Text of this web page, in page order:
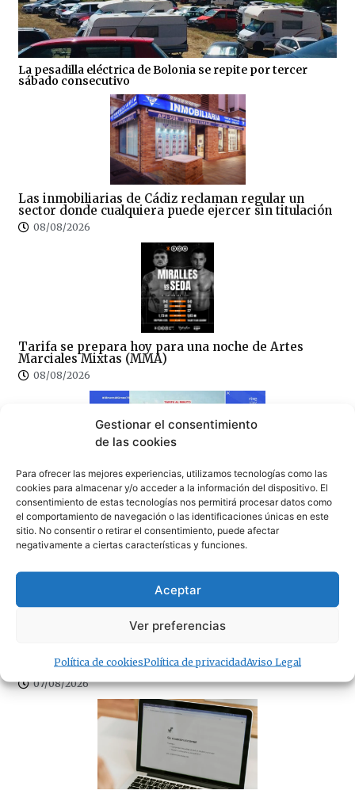
Gestionar el consentimiento
de las cookies
Para ofrecer las mejores experiencias, utilizamos tecnologías como las
cookies para almacenar y/o acceder a la información del dispositivo. El
consentimiento de estas tecnologías nos permitirá procesar datos como
el comportamiento de navegación o las identificaciones únicas en este
sitio. No consentir o retirar el consentimiento, puede afectar
negativamente a ciertas características y funciones.
Aceptar
Ver preferencias
Política de cookiesPolítica de privacidadAviso Legal
La pesadilla eléctrica de Bolonia se repite por tercer
sábado consecutivo
Las inmobiliarias de Cádiz reclaman regular un
sector donde cualquiera puede ejercer sin titulación
08/08/2026
Tarifa se prepara hoy para una noche de Artes
Marciales Mixtas (MMA)
08/08/2026
Tarifa, ejemplo nacional de colapso en TVE: “Tarifa
se convierte en una pesadilla” (video)
08/08/2026
la AP-7 y denuncia el «abandono» del Campo de
Gibraltar
07/08/2026